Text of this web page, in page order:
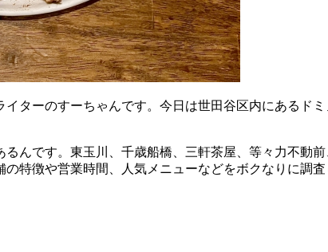
ターのすーちゃんです。今日は世田谷区内にあるド
んです。東玉川、千歳船橋、三軒茶屋、等々力不動
特徴や営業時間、人気メニューなどをボクなりに調